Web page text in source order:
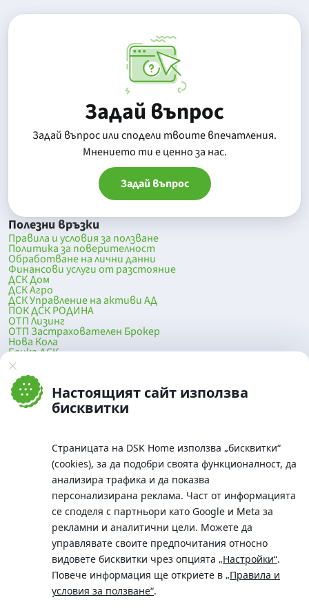
Настоящият сайт използва
бисквитки
Страницата на DSK Home използва „бисквитки“
(cookies), за да подобри своята функционалност, да
анализира трафика и да показва
персонализирана реклама. Част от информацията
се споделя с партньори като Google и Meta за
рекламни и аналитични цели. Можете да
управлявате своите предпочитания относно
видовете бисквитки чрез опцията „Настройки“.
Повече информация ще откриете в „Правила и
условия за ползване“.
Задай въпрос
Задай въпрос или сподели твоите впечатления.
Mнението ти е ценно за нас.
Задай въпрос
Полезни връзки
Правила и условия за ползване
Политика за поверителност
Обработване на лични данни
Финансови услуги от разстояние
ДСК Дом
ДСК Агро
ДСК Управление на активи АД
ПОК ДСК РОДИНА
ОТП Лизинг
ОТП Застрахователен Брокер
Нова Кола
Банка ДСК
DSK Mobile
Оферти за продажба от Банка ДСК
Клонова мрежа и банкомати
До началото на страницата
Телефон:
0700 10 375 / *2375
Московска No.19 / ул. Г. Бенковски No. 5, София 1036
SWIFT/BIC: